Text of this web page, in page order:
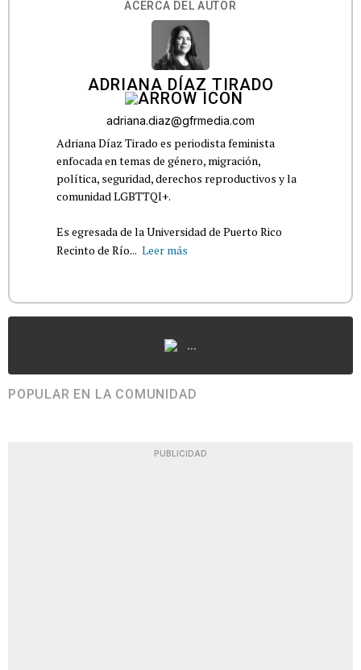
ACERCA DEL AUTOR
ADRIANA DÍAZ TIRADO
adriana.diaz@gfrmedia.com
Adriana Díaz Tirado es periodista feminista
enfocada en temas de género, migración,
política, seguridad, derechos reproductivos y la
comunidad LGBTTQI+.
Es egresada de la Universidad de Puerto Rico
Recinto de Río... Leer más
...
POPULAR EN LA COMUNIDAD
PUBLICIDAD